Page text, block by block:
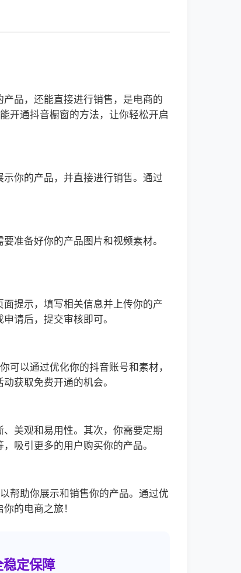
品，还能直接进行销售，是电商的
开通抖音橱窗的方法，让你轻松开启
你的产品，并直接进行销售。通过
准备好你的产品图片和视频素材。
提示，填写相关信息并上传你的产
请后，提交审核即可。
可以通过优化你的抖音账号和素材，
获取免费开通的机会。
美观和易用性。其次，你需要定期
吸引更多的用户购买你的产品。
帮助你展示和销售你的产品。通过优
的电商之旅！
稳定保障